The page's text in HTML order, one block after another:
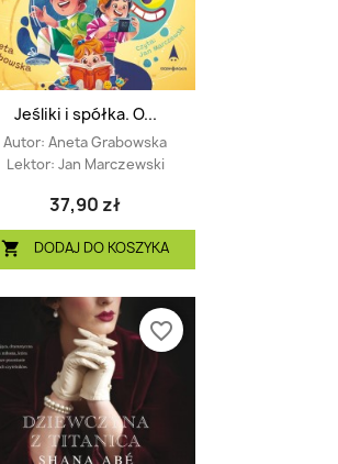
Jeśliki i spółka. O...
Autor: Aneta Grabowska
Lektor: Jan Marczewski
37,90 zł
 DODAJ DO KOSZYKA
favorite_border